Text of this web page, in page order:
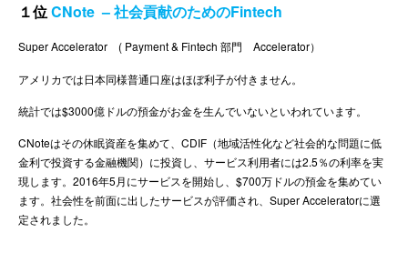
１位CNote – 社会貢献のためのFintech
Super Accelerator ( Payment & Fintech 部門 Accelerator）
アメリカでは日本同様普通口座はほぼ利子が付きません。
統計では$3000億ドルの預金がお金を生んでいないといわれています。
CNoteはその休眠資産を集めて、CDIF（地域活性化など社会的な問題に低
金利で投資する金融機関）に投資し、サービス利用者には2.5％の利率を実
現します。2016年5月にサービスを開始し、$700万ドルの預金を集めてい
ます。社会性を前面に出したサービスが評価され、Super Acceleratorに選
定されました。